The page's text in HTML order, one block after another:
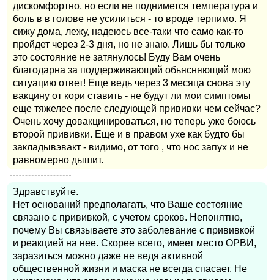
дискомфортно, но если не поднимется температура и
боль в в голове не усилиться - то вроде терпимо. Я
сижу дома, лежу, надеюсь все-таки что само как-то
пройдет через 2-3 дня, но не знаю. Лишь бы только
это состояние не затянулось! Буду Вам очень
благодарна за поддерживающий обьясняющий мою
ситуацию ответ! Еще ведь через 3 месяца снова эту
вакцину от кори ставить - не будут ли мои симптомы
еще тяжелее после следующей прививки чем сейчас?
Очень хочу довакцинироваться, но теперь уже боюсь
второй прививки. Еще и в правом ухе как будто бы
закладывэвакт - видимо, от того , что нос запух и не
равномерно дышит.
Здравствуйте.
Нет оснований предполагать, что Ваше состояние
связано с прививкой, с учетом сроков. Непонятно,
почему Вы связываете это заболевание с прививкой
и реакцией на нее. Скорее всего, имеет место ОРВИ,
заразиться можно даже не ведя активной
общественной жизни и маска не всегда спасает. Не